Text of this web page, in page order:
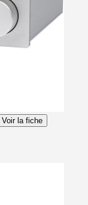
Voir la fiche